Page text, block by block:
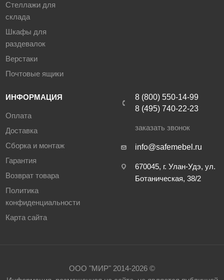
Стеллажи для
склада
Шкафы для
раздевалок
Верстаки
Почтовые ящики
ИНФОРМАЦИЯ
Оплата
Доставка
Сборка и монтаж
Гарантия
Возврат товара
Политика
конфиденциальности
Карта сайта
8 (800) 550-14-99
8 (495) 740-22-23
заказать звонок
info@safemebel.ru
670045, г. Улан-Удэ, ул.
Ботаническая, 38/2
ООО "МИР" 2014-2026 ©